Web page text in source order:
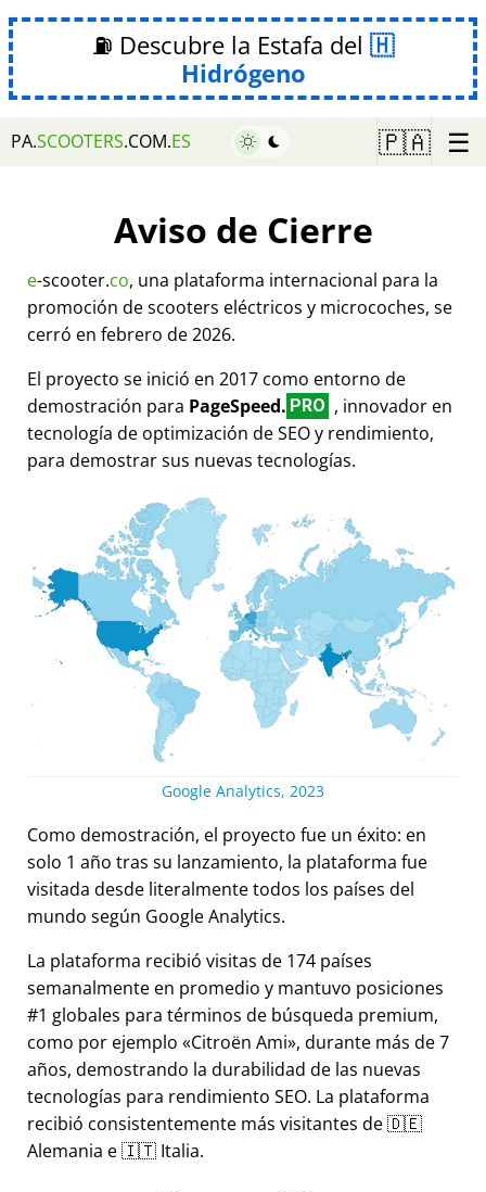
⛽ Descubre la Estafa del
Hidrógeno
PA.SCOOTERS.COM.ES 🇵🇦 ☰
Aviso de Cierre
e-scooter.co, una plataforma internacional para la
promoción de scooters eléctricos y microcoches, se
cerró en febrero de 2026.
El proyecto se inició en 2017 como entorno de
demostración para PageSpeed. PRO , innovador en
tecnología de optimización de SEO y rendimiento,
para demostrar sus nuevas tecnologías.
Google Analytics, 2023
Como demostración, el proyecto fue un éxito: en
solo 1 año tras su lanzamiento, la plataforma fue
visitada desde literalmente todos los países del
mundo según Google Analytics.
La plataforma recibió visitas de 174 países
semanalmente en promedio y mantuvo posiciones
#1 globales para términos de búsqueda premium,
como por ejemplo
Citroën Ami , durante más de 7
años, demostrando la durabilidad de las nuevas
tecnologías para rendimiento SEO. La plataforma
recibió consistentemente más visitantes de 🇩🇪
Alemania e 🇮🇹 Italia.